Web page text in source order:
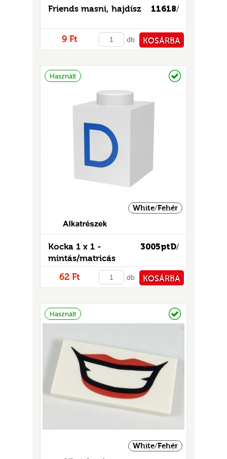
11618/
Friends masni, hajdísz
9 Ft db KOSÁRBA
Használt
White/Fehér
3005ptD/
Kocka 1 x 1 -
mintás/matricás
62 Ft db KOSÁRBA
Használt
White/Fehér